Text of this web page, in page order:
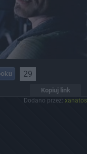
29
Kopiuj link
Dodano przez: xanatos